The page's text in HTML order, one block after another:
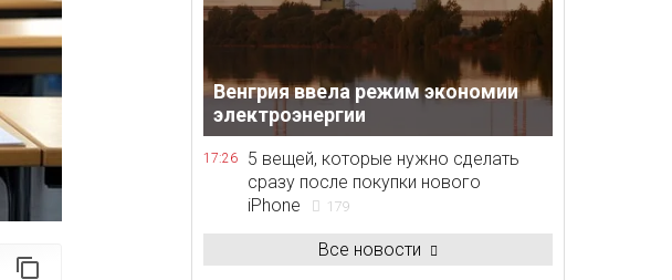
Венгрия ввела режим экономии
электроэнергии
17:26
5 вещей, которые нужно сделать
сразу после покупки нового
iPhone
179
Все новости